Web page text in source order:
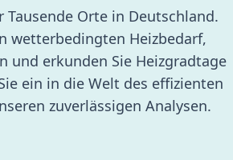
Tausende Orte in Deutschland.
wetterbedingten Heizbedarf,
und erkunden Sie Heizgradtage
ein in die Welt des effizienten
zuverlässigen Analysen.